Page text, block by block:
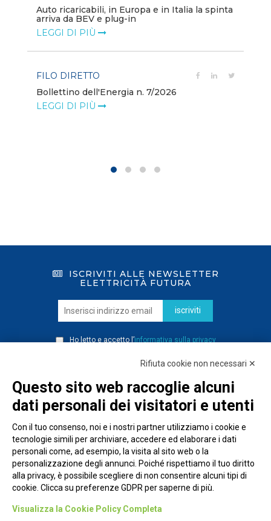
Auto ricaricabili, in Europa e in Italia la spinta
arriva da BEV e plug-in
LEGGI DI PIÙ
FILO DIRETTO
Bollettino dell'Energia n. 7/2026
LEGGI DI PIÙ
ISCRIVITI ALLE NEWSLETTER
ELETTRICITÀ FUTURA
iscriviti
Ho letto e accetto l’informativa sulla privacy
Piazza Alessandria, 24 - 00198 Roma
Rifiuta cookie non necessari ✕
Questo sito web raccoglie alcuni
dati personali dei visitatori e utenti
Con il tuo consenso, noi e i nostri partner utilizziamo i cookie e
tecnologie simili per archiviare, accedere ed elaborare i dati
personali come, ad esempio, la visita al sito web o la
personalizzazione degli annunci. Poiché rispettiamo il tuo diritto
alla privacy, è possibile scegliere di non consentire alcuni tipi di
cookie. Clicca su preferenze GDPR per saperne di più.
Visualizza la Cookie Policy Completa